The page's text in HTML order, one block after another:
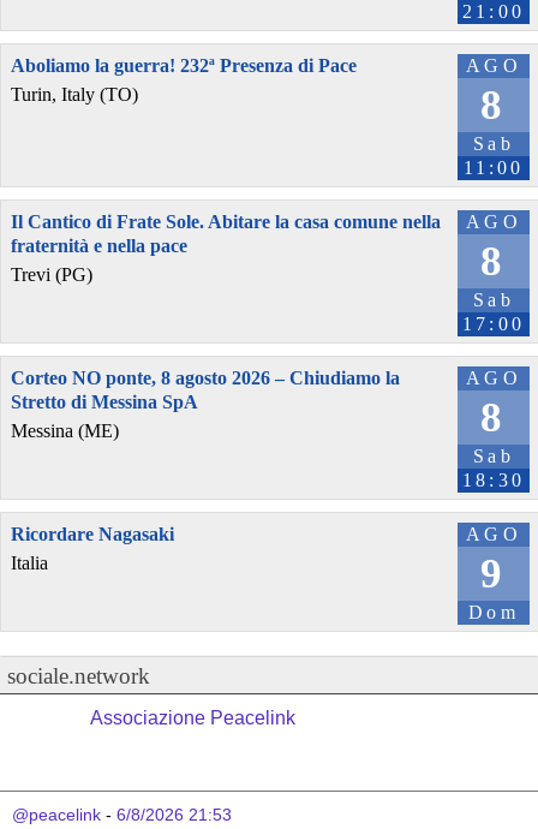
21:00
AGO
8
Sab
11:00
Aboliamo la guerra! 232ª Presenza di Pace
Turin, Italy (TO)
AGO
8
Sab
17:00
Il Cantico di Frate Sole. Abitare la casa comune nella
fraternità e nella pace
Trevi (PG)
AGO
8
Sab
18:30
Corteo NO ponte, 8 agosto 2026 – Chiudiamo la
Stretto di Messina SpA
Messina (ME)
AGO
9
Dom
Ricordare Nagasaki
Italia
sociale.network
Associazione Peacelink
@peacelink - 6/8/2026 21:53